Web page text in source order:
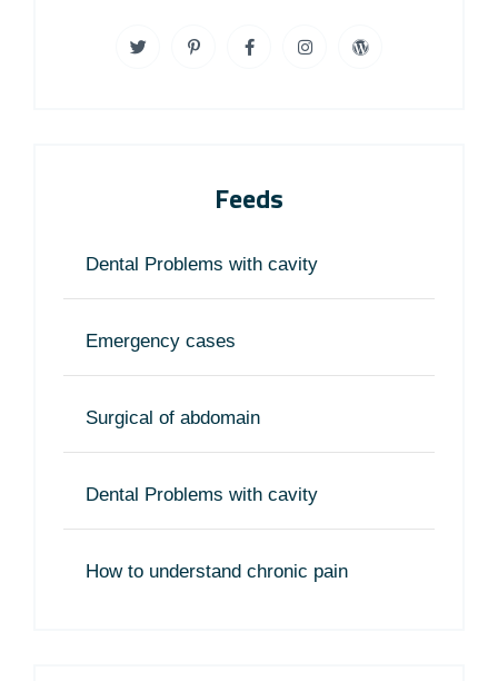
Feeds
Dental Problems with cavity
Emergency cases
Surgical of abdomain
Dental Problems with cavity
How to understand chronic pain